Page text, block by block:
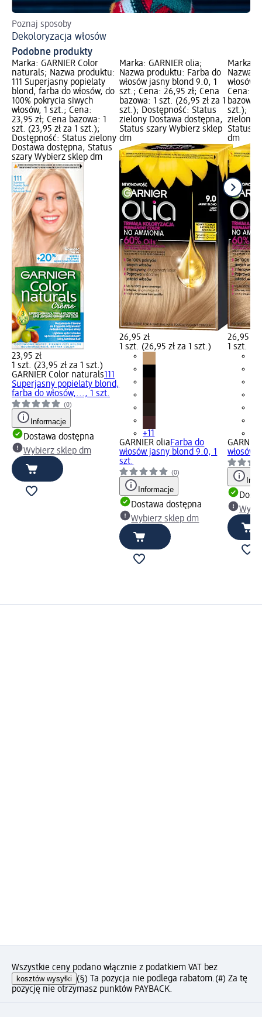
Poznaj sposoby
Dekoloryzacja włosów
Podobne produkty
Marka: GARNIER Color
naturals; Nazwa produktu:
111 Superjasny popielaty
blond, farba do włosów, do
100% pokrycia siwych
włosów, 1 szt.; Cena:
23,95 zł; Cena bazowa: 1
szt. (23,95 zł za 1 szt.);
Dostępność: Status zielony
Dostawa dostępna, Status
szary Wybierz sklep dm
23,95 zł
1 szt. (23,95 zł za 1 szt.)
GARNIER Color naturals111
Superjasny popielaty blond,
farba do włosów,..., 1 szt.
(0)
Informacje
Dostawa dostępna
Wybierz sklep dm
Marka: GARNIER olia;
Nazwa produktu: Farba do
włosów jasny blond 9.0, 1
szt.; Cena: 26,95 zł; Cena
bazowa: 1 szt. (26,95 zł za 1
szt.); Dostępność: Status
zielony Dostawa dostępna,
Status szary Wybierz sklep
dm
26,95 zł
1 szt. (26,95 zł za 1 szt.)
+11
GARNIER oliaFarba do
włosów jasny blond 9.0, 1
szt.
(0)
Informacje
Dostawa dostępna
Wybierz sklep dm
Marka:
Nazwa
włosów
Cena:
bazowa:
szt.);
zielony
Status
dm
26,95 zł
1 szt.
włosów
Wszystkie ceny podano włącznie z podatkiem VAT bez
kosztów wysyłki (§) Ta pozycja nie podlega rabatom.(#) Za tę
pozycję nie otrzymasz punktów PAYBACK.